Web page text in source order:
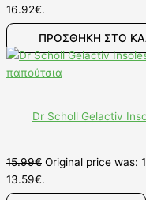
16.92€.
ΠΡΟΣΘΉΚΗ ΣΤΟ
Dr Scholl Gelactiv
15.99€ Original price was:
13.59€.